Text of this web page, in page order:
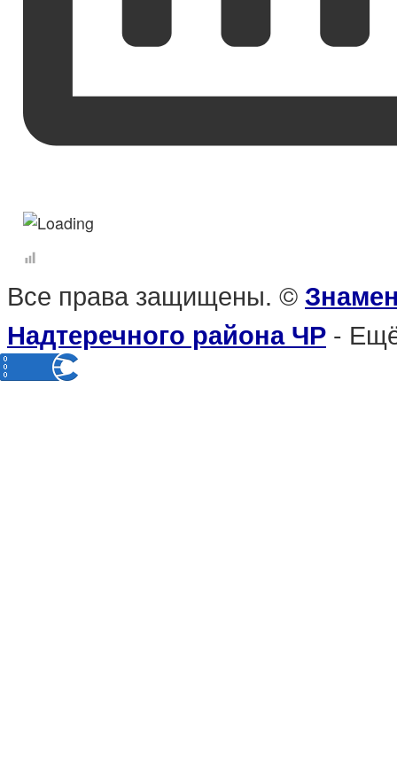
Все права защищены. ©
Надтеречного района ЧР -